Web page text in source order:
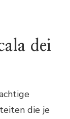
dei
die je